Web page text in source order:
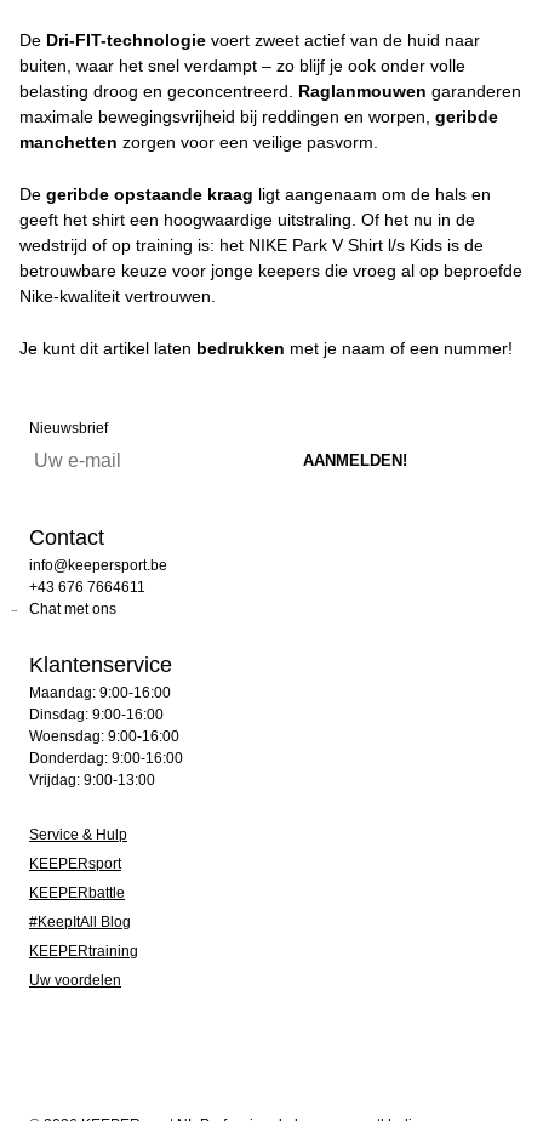
De Dri-FIT-technologie voert zweet actief van de huid naar
buiten, waar het snel verdampt – zo blijf je ook onder volle
belasting droog en geconcentreerd. Raglanmouwen garanderen
maximale bewegingsvrijheid bij reddingen en worpen, geribde
manchetten zorgen voor een veilige pasvorm.
De geribde opstaande kraag ligt aangenaam om de hals en
geeft het shirt een hoogwaardige uitstraling. Of het nu in de
wedstrijd of op training is: het NIKE Park V Shirt l/s Kids is de
betrouwbare keuze voor jonge keepers die vroeg al op beproefde
Nike-kwaliteit vertrouwen.
Je kunt dit artikel laten bedrukken met je naam of een nummer!
Nieuwsbrief
Contact
info@keepersport.be
+43 676 7664611
Chat met ons
Klantenservice
Maandag: 9:00-16:00
Dinsdag: 9:00-16:00
Woensdag: 9:00-16:00
Donderdag: 9:00-16:00
Vrijdag: 9:00-13:00
Service & Hulp
KEEPERsport
KEEPERbattle
#KeepItAll Blog
KEEPERtraining
Uw voordelen